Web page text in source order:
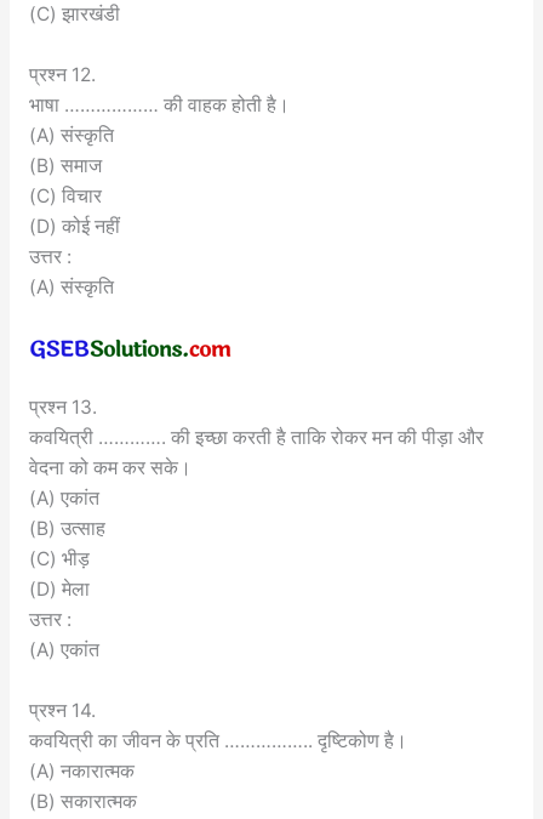
(C) झारखंडी
प्रश्न 12.
भाषा ……………… की वाहक होती है।
(A) संस्कृति
(B) समाज
(C) विचार
(D) कोई नहीं
उत्तर :
(A) संस्कृति
प्रश्न 13.
कवयित्री …………. की इच्छा करती है ताकि रोकर मन की पीड़ा और
वेदना को कम कर सके।
(A) एकांत
(B) उत्साह
(C) भीड़
(D) मेला
उत्तर :
(A) एकांत
प्रश्न 14.
कवयित्री का जीवन के प्रति …………….. दृष्टिकोण है।
(A) नकारात्मक
(B) सकारात्मक